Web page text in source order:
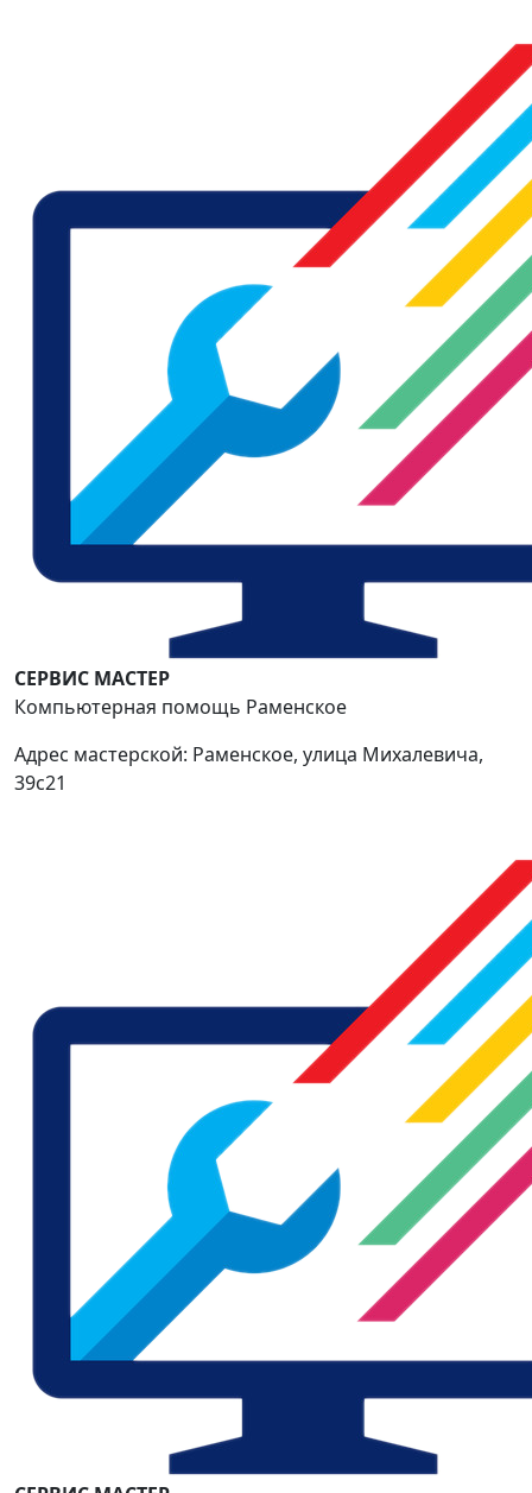
СЕРВИС МАСТЕР
Компьютерная помощь Раменское
Адрес мастерской: Раменское, улица Михалевича,
39с21